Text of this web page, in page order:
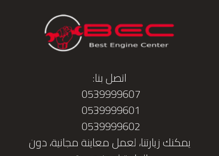
اتصل بنا:
0539999607
0539999601
0539999602
يمكنك زيارتنا، لعمل معاينة مجانية، دون